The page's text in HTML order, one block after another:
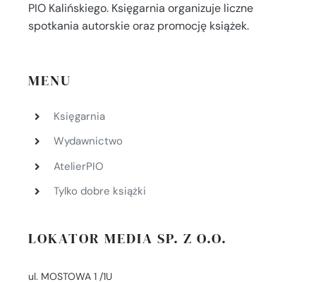
PIO Kalińskiego. Księgarnia organizuje liczne
spotkania autorskie oraz promocję książek.
MENU
Księgarnia
Wydawnictwo
AtelierPIO
Tylko dobre książki
LOKATOR MEDIA SP. Z O.O.
ul. MOSTOWA 1 /1U